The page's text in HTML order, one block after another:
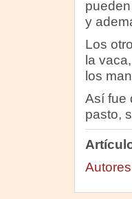
y
Los
la
los
Así fue
pasto,